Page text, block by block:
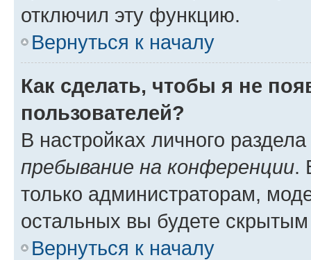
отключил эту функцию.
Вернуться к началу
Как сделать, чтобы я не
пользователей?
В настройках личного
пребывание на конференции.
только администраторам,
остальных вы будете
Вернуться к началу